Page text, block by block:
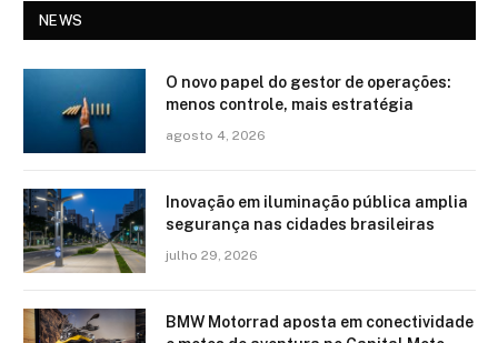
NEWS
O novo papel do gestor de operações:
menos controle, mais estratégia
agosto 4, 2026
Inovação em iluminação pública amplia
segurança nas cidades brasileiras
julho 29, 2026
BMW Motorrad aposta em conectividade